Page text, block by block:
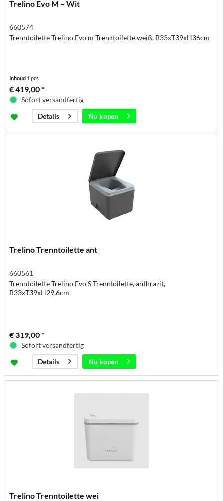
Trelino Evo M – Wit
660574
Trenntoilette Trelino Evo m Trenntoilette,weiß, B33xT39xH36cm
Inhoud 1 pcs
€ 419,00 *
Sofort versandfertig
Details
Nu kopen
Trelino Trenntoilette ant
660561
Trenntoilette Trelino Evo S Trenntoilette, anthrazit,
B33xT39xH29,6cm
€ 319,00 *
Sofort versandfertig
Details
Nu kopen
Trelino Trenntoilette wei